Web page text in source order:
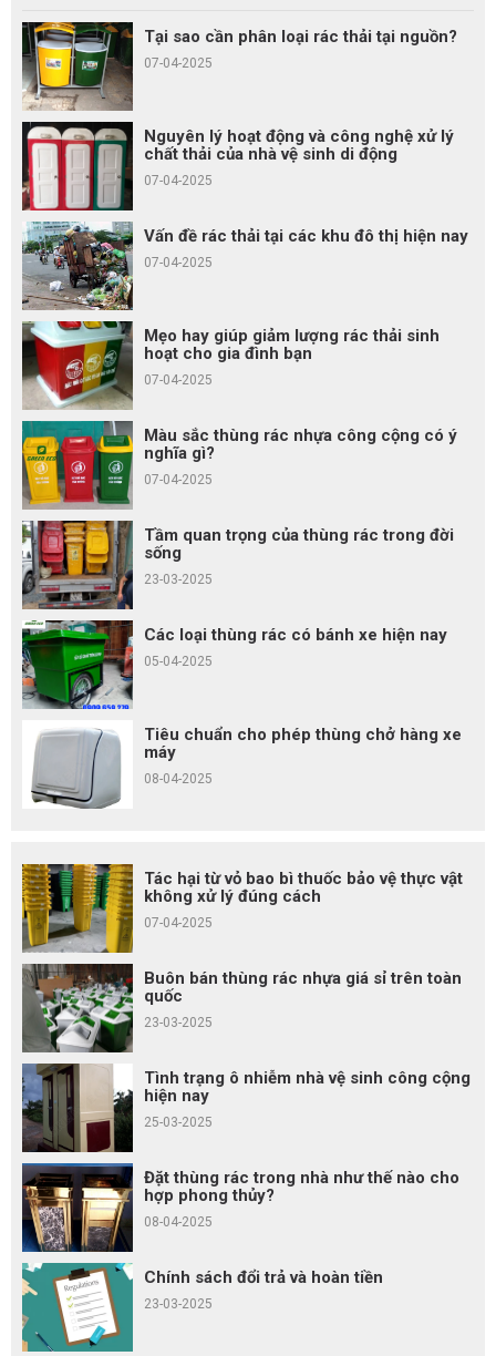
Tại sao cần phân loại rác thải tại nguồn?
07-04-2025
Nguyên lý hoạt động và công nghệ xử lý
chất thải của nhà vệ sinh di động
07-04-2025
Vấn đề rác thải tại các khu đô thị hiện nay
07-04-2025
Mẹo hay giúp giảm lượng rác thải sinh
hoạt cho gia đình bạn
07-04-2025
Màu sắc thùng rác nhựa công cộng có ý
nghĩa gì?
07-04-2025
Tầm quan trọng của thùng rác trong đời
sống
23-03-2025
Các loại thùng rác có bánh xe hiện nay
05-04-2025
Tiêu chuẩn cho phép thùng chở hàng xe
máy
08-04-2025
Tác hại từ vỏ bao bì thuốc bảo vệ thực vật
không xử lý đúng cách
07-04-2025
Buôn bán thùng rác nhựa giá sỉ trên toàn
quốc
23-03-2025
Tình trạng ô nhiễm nhà vệ sinh công cộng
hiện nay
25-03-2025
Đặt thùng rác trong nhà như thế nào cho
hợp phong thủy?
08-04-2025
Chính sách đổi trả và hoàn tiền
23-03-2025